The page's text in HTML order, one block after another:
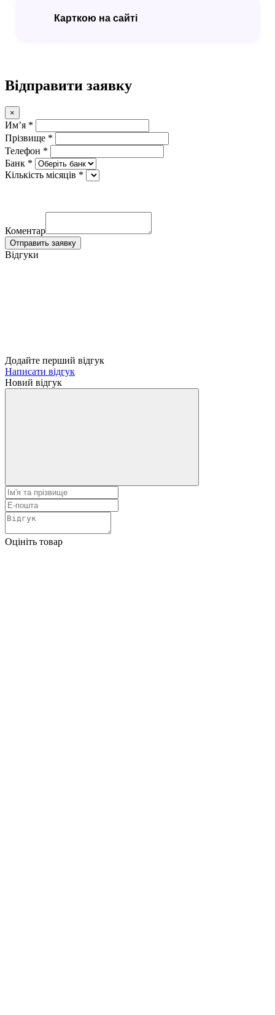
Карткою на сайті
Відправити заявку
×
Имʼя *
Прізвище *
Телефон *
Банк *
Кількість місяців *
Коментар
Отправить заявку
Відгуки
Додайте перший відгук
Написати відгук
Новий відгук
Оцініть товар